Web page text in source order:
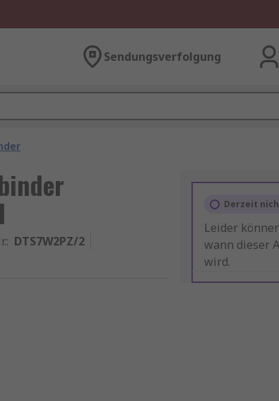
Sendungsverfolgung
: DTS7W2PZ/2
Derzeit
Leider
wann dieser
wird.